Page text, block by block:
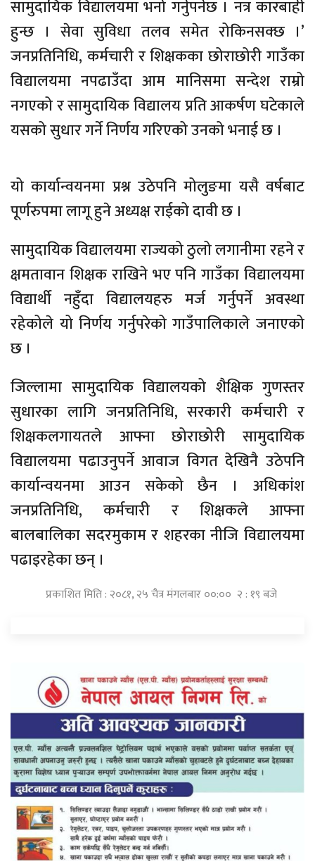
सामुदायिक विद्यालयमा भर्ना गर्नुपर्नेछ । नत्र कारबाही
हुन्छ । सेवा सुविधा तलव समेत रोकिनसक्छ ।’
जनप्रतिनिधि, कर्मचारी र शिक्षकका छोराछोरी गाउँका
विद्यालयमा नपढाउँदा आम मानिसमा सन्देश राम्रो
नगएको र सामुदायिक विद्यालय प्रति आकर्षण घटेकाले
यसको सुधार गर्ने निर्णय गरिएको उनको भनाई छ ।
यो कार्यान्वयनमा प्रश्न उठेपनि मोलुङमा यसै वर्षबाट
पूर्णरुपमा लागू हुने अध्यक्ष राईको दावी छ ।
सामुदायिक विद्यालयमा राज्यको ठुलो लगानीमा रहने र
क्षमतावान शिक्षक राखिने भए पनि गाउँका विद्यालयमा
विद्यार्थी नहुँदा विद्यालयहरु मर्ज गर्नुपर्ने अवस्था
रहेकोले यो निर्णय गर्नुपरेको गाउँपालिकाले जनाएको
छ ।
जिल्लामा सामुदायिक विद्यालयको शैक्षिक गुणस्तर
सुधारका लागि जनप्रतिनिधि, सरकारी कर्मचारी र
शिक्षकलगायतले आफ्ना छोराछोरी सामुदायिक
विद्यालयमा पढाउनुपर्ने आवाज विगत देखिनै उठेपनि
कार्यान्वयनमा आउन सकेको छैन । अधिकांश
जनप्रतिनिधि, कर्मचारी र शिक्षकले आफ्ना
बालबालिका सदरमुकाम र शहरका नीजि विद्यालयमा
पढाइरहेका छन् ।
प्रकाशित मिति : २०८१, २५ चैत्र मंगलबार ००:०० २ : १९ बजे